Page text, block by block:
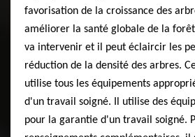
favorisation de la croissance des
améliorer la santé globale de la
va intervenir et il peut éclaircir les
réduction de la densité des arbres.
utilise tous les équipements
d'un travail soigné. Il utilise des
pour la garantie d'un travail soigné.